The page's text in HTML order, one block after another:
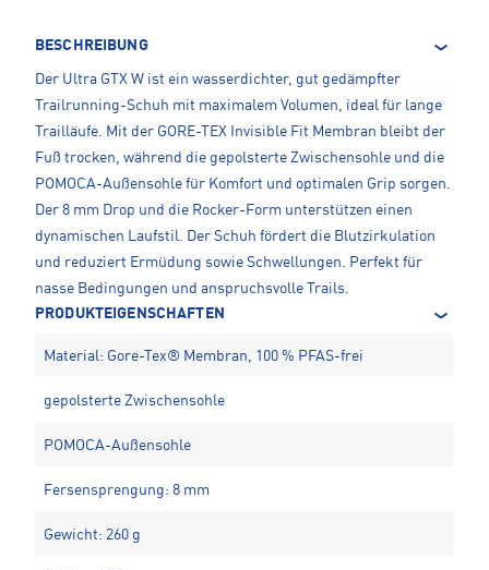
BESCHREIBUNG
Der Ultra GTX W ist ein wasserdichter, gut gedämpfter
Trailrunning-Schuh mit maximalem Volumen, ideal für lange
Trailläufe. Mit der GORE-TEX Invisible Fit Membran bleibt der
Fuß trocken, während die gepolsterte Zwischensohle und die
POMOCA-Außensohle für Komfort und optimalen Grip sorgen.
Der 8 mm Drop und die Rocker-Form unterstützen einen
dynamischen Laufstil. Der Schuh fördert die Blutzirkulation
und reduziert Ermüdung sowie Schwellungen. Perfekt für
nasse Bedingungen und anspruchsvolle Trails.
PRODUKTEIGENSCHAFTEN
Material: Gore-Tex® Membran, 100 % PFAS-frei
gepolsterte Zwischensohle
POMOCA-Außensohle
Fersensprengung: 8 mm
Gewicht: 260 g